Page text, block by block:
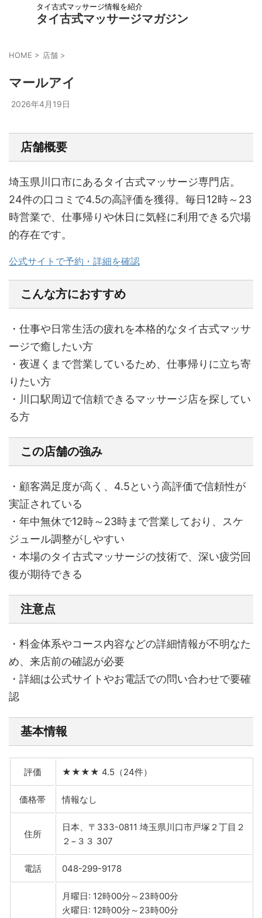
タイ古式マッサージ情報を紹介
タイ古式マッサージマガジン
HOME > 店舗 >
マールアイ
2026年4月19日
店舗概要
埼玉県川口市にあるタイ古式マッサージ専門店。
24件の口コミで4.5の高評価を獲得。毎日12時～23
時営業で、仕事帰りや休日に気軽に利用できる穴場
的存在です。
公式サイトで予約・詳細を確認
こんな方におすすめ
・仕事や日常生活の疲れを本格的なタイ古式マッサ
ージで癒したい方
・夜遅くまで営業しているため、仕事帰りに立ち寄
りたい方
・川口駅周辺で信頼できるマッサージ店を探してい
る方
この店舗の強み
・顧客満足度が高く、4.5という高評価で信頼性が
実証されている
・年中無休で12時～23時まで営業しており、スケ
ジュール調整がしやすい
・本場のタイ古式マッサージの技術で、深い疲労回
復が期待できる
注意点
・料金体系やコース内容などの詳細情報が不明なた
め、来店前の確認が必要
・詳細は公式サイトやお電話での問い合わせで要確
認
基本情報
評価 ★★★★ 4.5（24件）
価格帯 情報なし
住所
日本、〒333-0811 埼玉県川口市戸塚２丁目２
２−３３ 307
電話 048-299-9178
月曜日: 12時00分～23時00分
火曜日: 12時00分～23時00分